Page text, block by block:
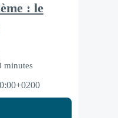
: le
minutes